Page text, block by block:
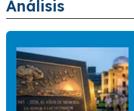
Análisis